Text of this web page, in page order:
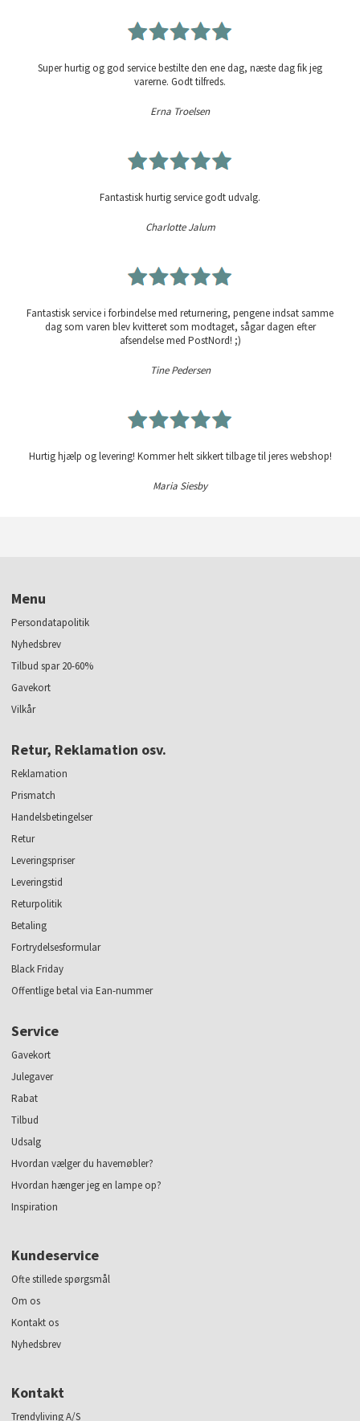
Super hurtig og god service bestilte den ene dag, næste dag fik jeg
varerne. Godt tilfreds.
Erna Troelsen
Fantastisk hurtig service godt udvalg.
Charlotte Jalum
Fantastisk service i forbindelse med returnering, pengene indsat samme
dag som varen blev kvitteret som modtaget, sågar dagen efter
afsendelse med PostNord! ;)
Tine Pedersen
Hurtig hjælp og levering! Kommer helt sikkert tilbage til jeres webshop!
Maria Siesby
Menu
Persondatapolitik
Nyhedsbrev
Tilbud spar 20-60%
Gavekort
Vilkår
Retur, Reklamation osv.
Reklamation
Prismatch
Handelsbetingelser
Retur
Leveringspriser
Leveringstid
Returpolitik
Betaling
Fortrydelsesformular
Black Friday
Offentlige betal via Ean-nummer
Service
Gavekort
Julegaver
Rabat
Tilbud
Udsalg
Hvordan vælger du havemøbler?
Hvordan hænger jeg en lampe op?
Inspiration
Kundeservice
Ofte stillede spørgsmål
Om os
Kontakt os
Nyhedsbrev
Kontakt
Trendyliving A/S